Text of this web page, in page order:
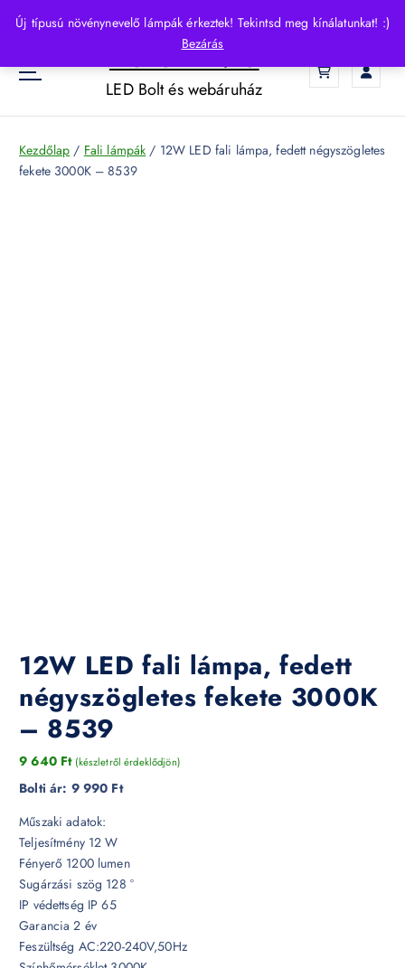
Új típusú növénynevelő lámpák érkeztek! Tekintsd meg kínálatunkat! :)
Bezárás
p
o
HelloLED.hu
LED Bolt és webáruház
Kezdőlap / Fali lámpák / 12W LED fali lámpa, fedett négyszögletes
fekete 3000K – 8539
12W LED fali lámpa, fedett
négyszögletes fekete 3000K
– 8539
9 640 Ft (készletről érdeklődjön)
Bolti ár: 9 990 Ft
Műszaki adatok:
Teljesítmény 12 W
Fényerő 1200 lumen
Sugárzási szög 128 °
IP védettség IP 65
Garancia 2 év
Feszültség AC:220-240V,50Hz